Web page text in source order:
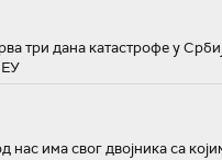
три дана катастрофе у
ЕУ
нас има свог двојника са